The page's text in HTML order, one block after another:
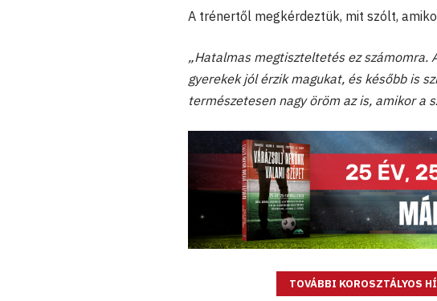
A trénertől megkérdeztük, mit szólt,
„Hatalmas megtiszteltetés ez számomra.
gyerekek jól érzik magukat, és később is
természetesen nagy öröm az is, amikor a
TOVÁBBI KOROSZTÁLYOS